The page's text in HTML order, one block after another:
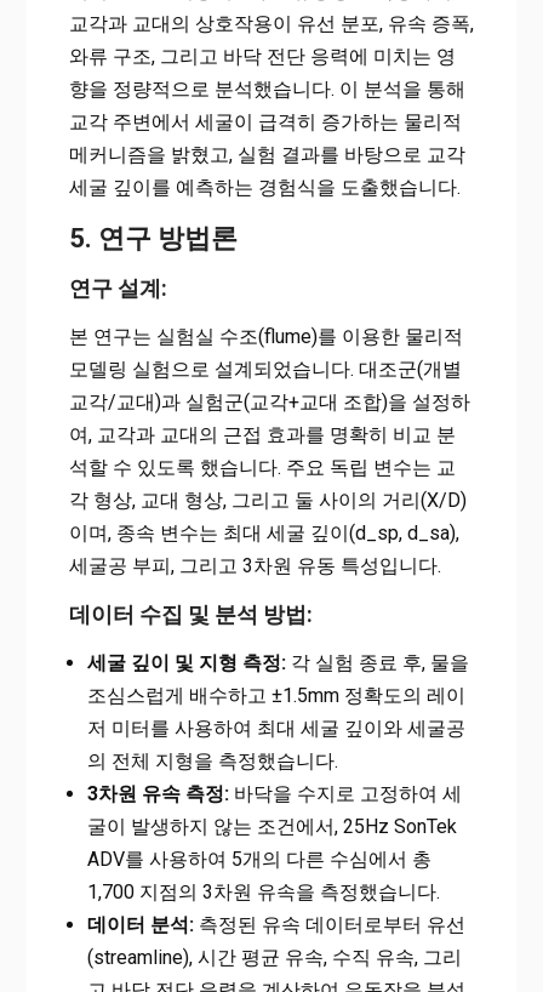
교각과 교대의 상호작용이 유선 분포, 유속 증폭,
와류 구조, 그리고 바닥 전단 응력에 미치는 영
향을 정량적으로 분석했습니다. 이 분석을 통해
교각 주변에서 세굴이 급격히 증가하는 물리적
메커니즘을 밝혔고, 실험 결과를 바탕으로 교각
세굴 깊이를 예측하는 경험식을 도출했습니다.
5. 연구 방법론
연구 설계:
본 연구는 실험실 수조(flume)를 이용한 물리적
모델링 실험으로 설계되었습니다. 대조군(개별
교각/교대)과 실험군(교각+교대 조합)을 설정하
여, 교각과 교대의 근접 효과를 명확히 비교 분
석할 수 있도록 했습니다. 주요 독립 변수는 교
각 형상, 교대 형상, 그리고 둘 사이의 거리(X/D)
이며, 종속 변수는 최대 세굴 깊이(d_sp, d_sa),
세굴공 부피, 그리고 3차원 유동 특성입니다.
데이터 수집 및 분석 방법:
세굴 깊이 및 지형 측정:각 실험 종료 후, 물을
조심스럽게 배수하고 ±1.5mm 정확도의 레이
저 미터를 사용하여 최대 세굴 깊이와 세굴공
의 전체 지형을 측정했습니다.
3차원 유속 측정:바닥을 수지로 고정하여 세
굴이 발생하지 않는 조건에서, 25Hz SonTek
ADV를 사용하여 5개의 다른 수심에서 총
1,700 지점의 3차원 유속을 측정했습니다.
데이터 분석:측정된 유속 데이터로부터 유선
(streamline), 시간 평균 유속, 수직 유속, 그리